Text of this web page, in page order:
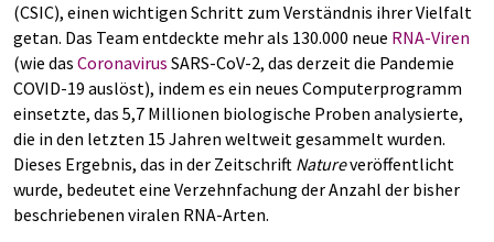
(CSIC), einen wichtigen Schritt zum Verständnis ihrer Vielfalt
getan. Das Team entdeckte mehr als 130.000 neue RNA-Viren
(wie das Coronavirus SARS-CoV-2, das derzeit die Pandemie
COVID-19 auslöst), indem es ein neues Computerprogramm
einsetzte, das 5,7 Millionen biologische Proben analysierte,
die in den letzten 15 Jahren weltweit gesammelt wurden.
Dieses Ergebnis, das in der Zeitschrift Natureveröffentlicht
wurde, bedeutet eine Verzehnfachung der Anzahl der bisher
beschriebenen viralen RNA-Arten.